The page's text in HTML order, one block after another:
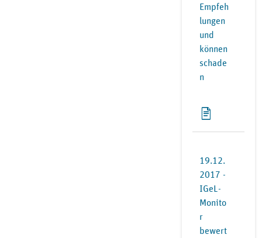
Empfeh
lungen
und
können
schade
n
19.12.
2017 -
IGeL-
Monito
r
bewert